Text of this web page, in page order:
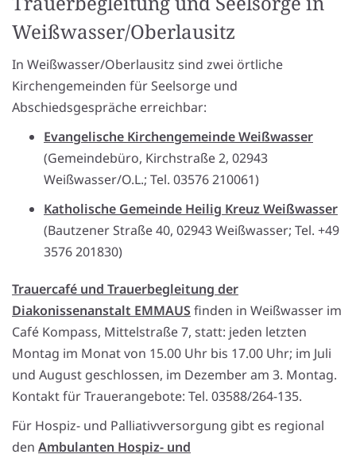
Weißwasser/Oberlausitz
In Weißwasser/Oberlausitz sind zwei örtliche
Kirchengemeinden für Seelsorge und
Abschiedsgespräche erreichbar:
Evangelische Kirchengemeinde Weißwasser
(Gemeindebüro, Kirchstraße 2, 02943
Weißwasser/O.L.; Tel. 03576 210061)
Katholische Gemeinde Heilig Kreuz Weißwasser
(Bautzener Straße 40, 02943 Weißwasser; Tel. +49
3576 201830)
Trauercafé und Trauerbegleitung der
Diakonissenanstalt EMMAUS finden in Weißwasser im
Café Kompass, Mittelstraße 7, statt: jeden letzten
Montag im Monat von 15.00 Uhr bis 17.00 Uhr; im Juli
und August geschlossen, im Dezember am 3. Montag.
Kontakt für Trauerangebote: Tel. 03588/264-135.
Für Hospiz- und Palliativversorgung gibt es regional
den Ambulanten Hospiz- und